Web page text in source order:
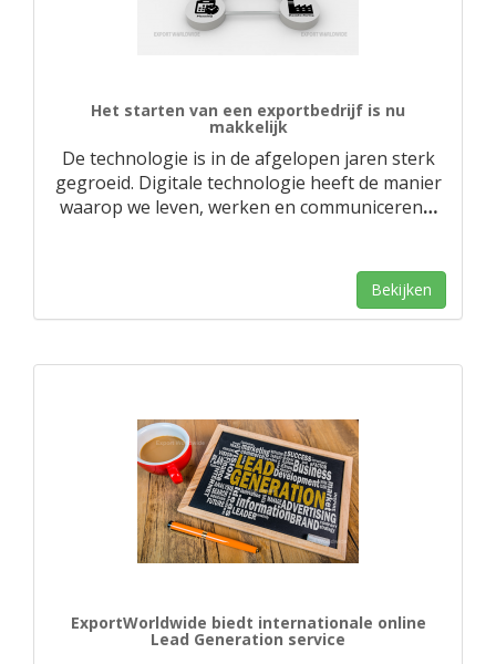
Het starten van een exportbedrijf is nu
makkelijk
De technologie is in de afgelopen jaren sterk
gegroeid. Digitale technologie heeft de manier
waarop we leven, werken en communiceren…
Bekijken
ExportWorldwide biedt internationale online
Lead Generation service